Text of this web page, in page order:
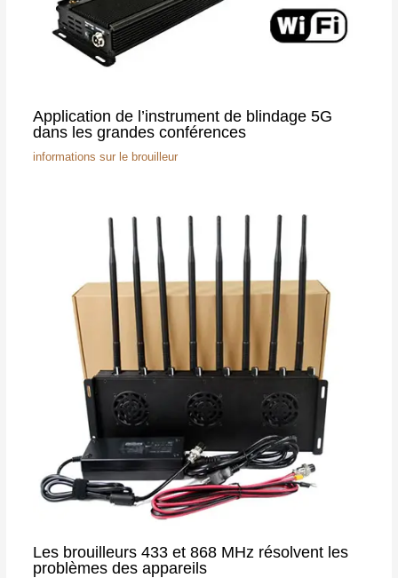
Application de l’instrument de blindage 5G
dans les grandes conférences
informations sur le brouilleur
Les brouilleurs 433 et 868 MHz résolvent les
problèmes des appareils